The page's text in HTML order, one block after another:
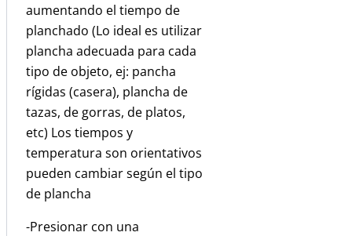
aumentando el tiempo de
planchado (Lo ideal es utilizar
plancha adecuada para cada
tipo de objeto, ej: pancha
rígidas (casera), plancha de
tazas, de gorras, de platos,
etc) Los tiempos y
temperatura son orientativos
pueden cambiar según el tipo
de plancha
-Presionar con una